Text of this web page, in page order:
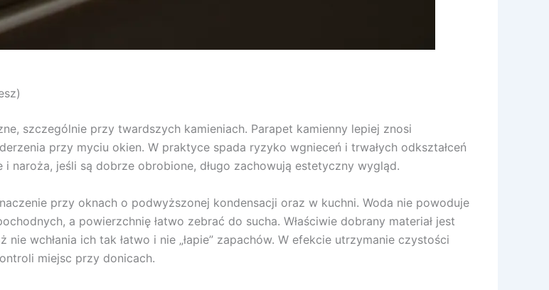
szczególnie przy twardszych kamieniach. Parapet kamienny lepiej znosi
przy myciu okien. W praktyce spada ryzyko wgnieceń i trwałych odkształceń
naroża, jeśli są dobrze obrobione, długo zachowują estetyczny wygląd.
przy oknach o podwyższonej kondensacji oraz w kuchni. Woda nie powoduje
a powierzchnię łatwo zebrać do sucha. Właściwie dobrany materiał jest
wchłania ich tak łatwo i nie „łapie” zapachów. W efekcie utrzymanie czystości
miejsc przy donicach.